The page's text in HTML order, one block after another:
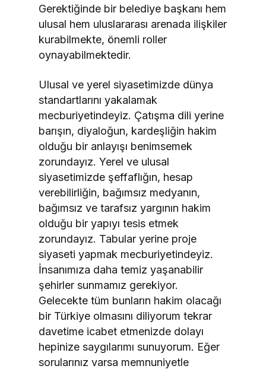
Gerektiğinde bir belediye başkanı hem
ulusal hem uluslararası arenada ilişkiler
kurabilmekte, önemli roller
oynayabilmektedir.
Ulusal ve yerel siyasetimizde dünya
standartlarını yakalamak
mecburiyetindeyiz. Çatışma dili yerine
barışın, diyaloğun, kardeşliğin hakim
olduğu bir anlayışı benimsemek
zorundayız. Yerel ve ulusal
siyasetimizde şeffaflığın, hesap
verebilirliğin, bağımsız medyanın,
bağımsız ve tarafsız yargının hakim
olduğu bir yapıyı tesis etmek
zorundayız. Tabular yerine proje
siyaseti yapmak mecburiyetindeyiz.
İnsanımıza daha temiz yaşanabilir
şehirler sunmamız gerekiyor.
Gelecekte tüm bunların hakim olacağı
bir Türkiye olmasını diliyorum tekrar
davetime icabet etmenizde dolayı
hepinize saygılarımı sunuyorum. Eğer
sorularınız varsa memnuniyetle